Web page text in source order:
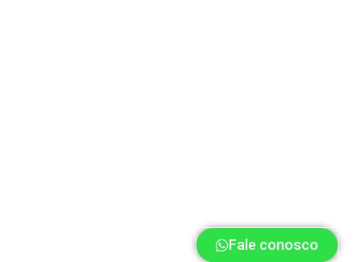
Fale conosco